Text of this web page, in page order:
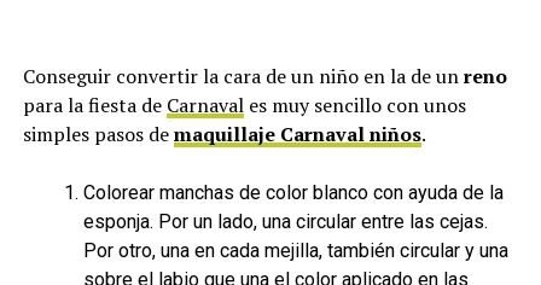
Conseguir convertir la cara de un niño en la de unreno
para la fiesta de Carnavales muy sencillo con unos
simples pasos demaquillaje Carnaval niños.
Colorear manchas de color blanco con ayuda de la
esponja. Por un lado, una circular entre las cejas.
Por otro, una en cada mejilla, también circular y una
sobre el labio que una el color aplicado en las